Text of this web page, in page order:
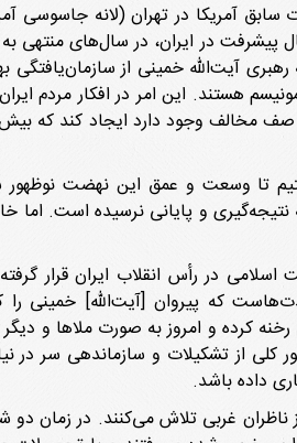
آمریکا در تهران (لانه جاسوسی
در ایران، در سال‌های منتهی
شیعی مذهب‌ها به رهبری آیت‌الله خمینی از
هستند. این امر در افکار مردم
مخالف وجود دارد ایجاد کند که
وسعت و عمق این نهضت نوظهور
و پایانی نرسیده است. اما
اسلامی در رأس انقلاب ایران قرار
که پیروان [آیت‌الله] خمینی را
کرده و امروز به صورت ملاها و
از تشکیلات و سازماندهی سر در
داده باشد.
غربی تلاش می‌کنند. در زمان